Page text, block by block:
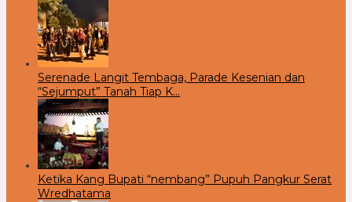
Serenade Langit Tembaga, Parade Kesenian dan
“Sejumput” Tanah Tiap K…
Ketika Kang Bupati “nembang” Pupuh Pangkur Serat
Wredhatama